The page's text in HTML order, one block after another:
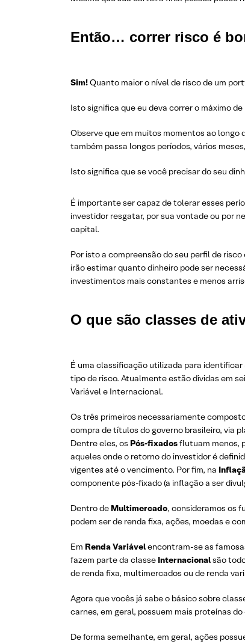
Então… correr risco é
Sim!Quanto maior o nível de risco de um
Isto significa que eu deva correr o máximo
Observe que em muitos momentos ao longo
também passa longos períodos, vários
Isto significa que se você precisar do seu
É importante ser capaz de tolerar esses
investidor resgatar, por sua vontade ou por
capital.
Por isto a compreensão do seu perfil de
irão estimar quanto dinheiro pode ser
investimentos mais constantes e menos
O que são classes de
É uma classificação utilizada para
tipo de risco. Atualmente estão dividas em
Variável e Internacional.
Os três primeiros necessariamente
compra de títulos do governo brasileiro, via
Dentre eles, os Pós-fixadosflutuam menos,
aqueles onde o retorno do investidor é
vigentes até o vencimento. Por fim, na
componente pós-fixado (a inflação a ser
Dentro de Multimercado, consideramos os
podem ser de renda fixa, ações, moedas e
Em Renda Variávelencontram-se as
fazem parte da classe Internacionalsão
de renda fixa, multimercados ou de renda
Agora que vocês já sabe o básico sobre
carnes, em geral, possuem mais proteínas
De forma semelhante, em geral, ações